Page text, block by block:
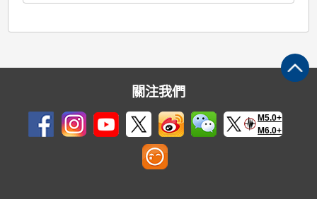
關注我們
M5.0+
M6.0+